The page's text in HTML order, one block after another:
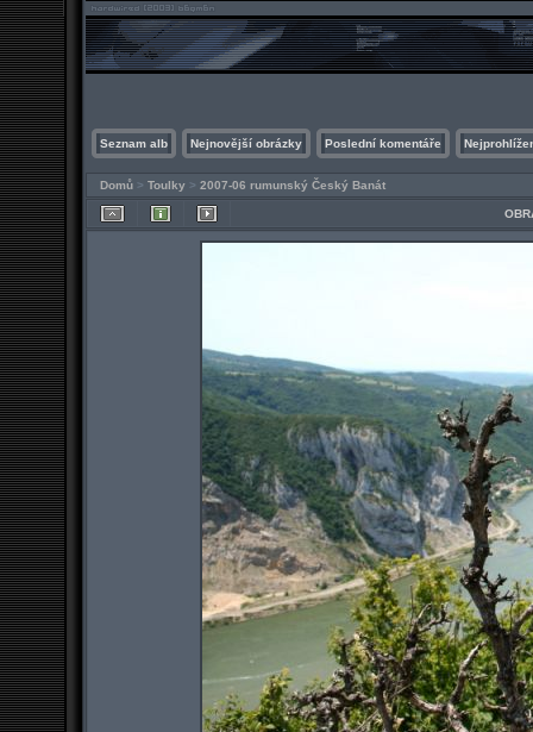
Seznam alb Nejnovější obrázky Poslední komentáře
Domů > Toulky > 2007-06 rumunský Český Banát